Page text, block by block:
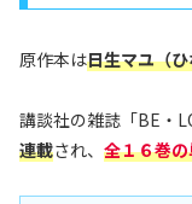
原作本は日生マユ（
講談社の雑誌「BE・
連載され、 全１６巻